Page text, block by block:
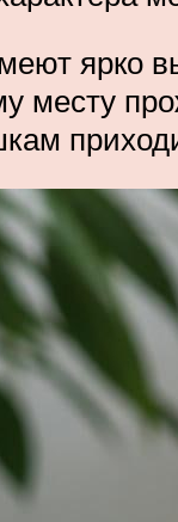
ярко
месту